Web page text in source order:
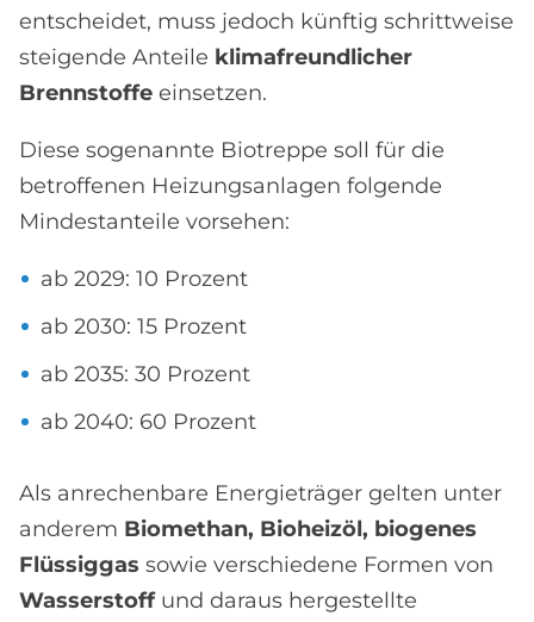
entscheidet, muss jedoch künftig schrittweise
steigende Anteile klimafreundlicher
Brennstoffe einsetzen.
Diese sogenannte Biotreppe soll für die
betroffenen Heizungsanlagen folgende
Mindestanteile vorsehen:
ab 2029: 10 Prozent
ab 2030: 15 Prozent
ab 2035: 30 Prozent
ab 2040: 60 Prozent
Als anrechenbare Energieträger gelten unter
anderem Biomethan, Bioheizöl, biogenes
Flüssiggas sowie verschiedene Formen von
Wasserstoff und daraus hergestellte